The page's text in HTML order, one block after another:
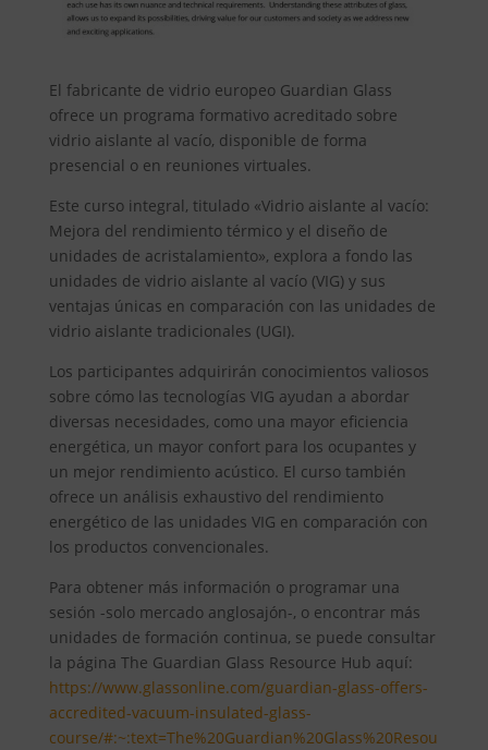
El fabricante de vidrio europeo Guardian Glass
ofrece un programa formativo acreditado sobre
vidrio aislante al vacío, disponible de forma
presencial o en reuniones virtuales.
Este curso integral, titulado «Vidrio aislante al vacío:
Mejora del rendimiento térmico y el diseño de
unidades de acristalamiento», explora a fondo las
unidades de vidrio aislante al vacío (VIG) y sus
ventajas únicas en comparación con las unidades de
vidrio aislante tradicionales (UGI).
Los participantes adquirirán conocimientos valiosos
sobre cómo las tecnologías VIG ayudan a abordar
diversas necesidades, como una mayor eficiencia
energética, un mayor confort para los ocupantes y
un mejor rendimiento acústico. El curso también
ofrece un análisis exhaustivo del rendimiento
energético de las unidades VIG en comparación con
los productos convencionales.
Para obtener más información o programar una
sesión -solo mercado anglosajón-, o encontrar más
unidades de formación continua, se puede consultar
la página The Guardian Glass Resource Hub aquí:
https://www.glassonline.com/guardian-glass-offers-
accredited-vacuum-insulated-glass-
course/#:~:text=The%20Guardian%20Glass%20Resou